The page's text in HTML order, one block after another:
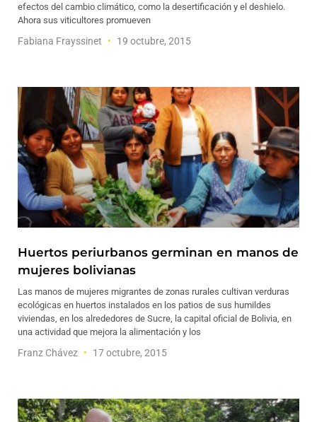
efectos del cambio climático, como la desertificación y el deshielo.
Ahora sus viticultores promueven
Fabiana Frayssinet 19 octubre, 2015
Huertos periurbanos germinan en manos de
mujeres bolivianas
Las manos de mujeres migrantes de zonas rurales cultivan verduras
ecológicas en huertos instalados en los patios de sus humildes
viviendas, en los alrededores de Sucre, la capital oficial de Bolivia, en
una actividad que mejora la alimentación y los
Franz Chávez 17 octubre, 2015